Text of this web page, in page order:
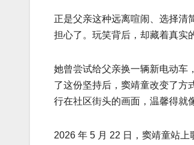
正是父亲这种远离喧闹、选择清
担心了。玩笑背后，却藏着真实
她曾尝试给父亲换一辆新电动车
了这份坚持后，窦靖童改变了方
行在社区街头的画面，温馨得就
2026 年 5 月 22 日，窦靖童站